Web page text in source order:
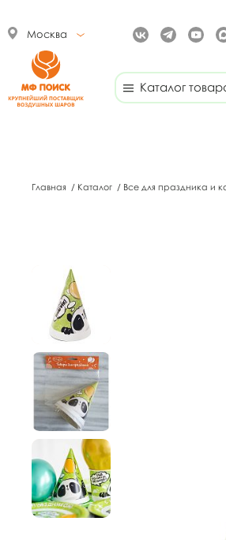
Москва
Каталог
Главная / Каталог / Все для праздника и